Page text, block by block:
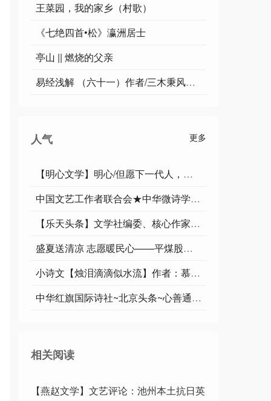
王菜园，我的家乡（村歌）
《七绝四首•松》瀛洲居士
亭山 || 燃烧的父亲
易经浅解 （六十一）作者/三木秉风（周凤森）
人气 更多
【明心文学】明心/但愿下一代人，生活不在阴霾中 主播/薇薇
中国文艺工作者联合会★中华微诗学院（华诗特刊）第127期
【乐天头条】文学社编委、核心作家于宾先生精品//鹧鸪天•铁军魂（词林正韵）
盛夏送清凉 志愿暖民心——平煤股份四矿孙刚爱心联盟开展夏季便民志愿服务活动
小诗文【烛泪滴滴似水流】作者：慕夏卿卿/编辑制作：烟雨蒙蒙
中华红旗国际诗社~北京头条~心善通天:作者/雨下罗加:朗诵/边城
相关阅读
【燕赵文学】文艺评论：池州本土抗日英